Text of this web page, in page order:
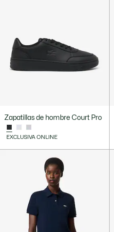
Zapatillas de hombre Court Pro
EXCLUSIVA ONLINE